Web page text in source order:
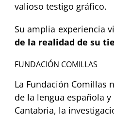
valioso testigo gráfico.
Su amplia experiencia
de la realidad de su
FUNDACIÓN COMILLAS
La Fundación Comillas
de la lengua española
Cantabria, la